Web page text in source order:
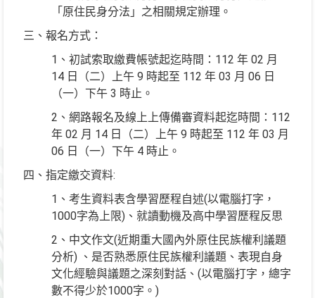
「原住民身分法」之相關規定辦理。
三、報名方式：
1、初試索取繳費帳號起迄時間：112 年 02 月
14 日（二）上午 9 時起至 112 年 03 月 06 日
（一）下午 3 時止。
2、網路報名及線上上傳備審資料起迄時間：112
年 02 月 14 日（二）上午 9 時起至 112 年 03 月
06 日（一）下午 4 時止。
四、指定繳交資料:
1、考生資料表含學習歷程自述(以電腦打字，
1000字為上限)、就讀動機及高中學習歷程反思
2、中文作文(近期重大國內外原住民族權利議題
分析) 、是否熟悉原住民族權利議題、表現自身
文化經驗與議題之深刻對話、(以電腦打字，總字
數不得少於1000字。)